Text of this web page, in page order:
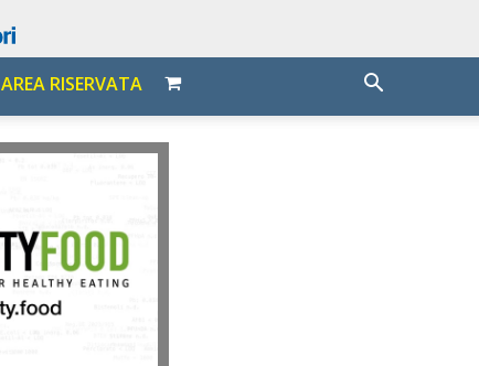
AREA RISERVATA